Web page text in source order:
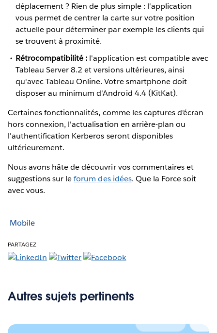
déplacement ? Rien de plus simple : l'application
vous permet de centrer la carte sur votre position
actuelle pour déterminer par exemple les clients qui
se trouvent à proximité.
Rétrocompatibilité : l'application est compatible avec
Tableau Server 8.2 et versions ultérieures, ainsi
qu'avec Tableau Online. Votre smartphone doit
disposer au minimum d'Android 4.4 (KitKat).
Certaines fonctionnalités, comme les captures d'écran
hors connexion, l'actualisation en arrière-plan ou
l'authentification Kerberos seront disponibles
ultérieurement.
Nous avons hâte de découvrir vos commentaires et
suggestions sur leforum des idées. Que la Force soit
avec vous.
Mobile
PARTAGEZ
Autres sujets pertinents